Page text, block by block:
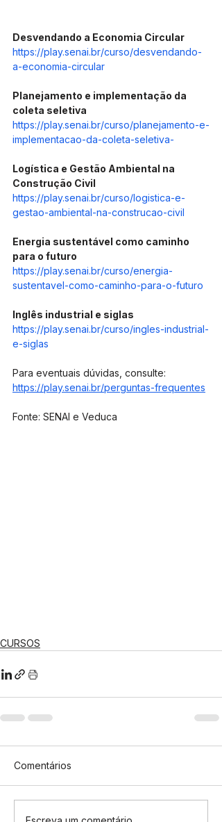
Desvendando a Economia Circular
https://play.senai.br/curso/desvendando-
a-economia-circular
Planejamento e implementação da
coleta seletiva
https://play.senai.br/curso/planejamento-e-
implementacao-da-coleta-seletiva-
Logística e Gestão Ambiental na
Construção Civil
https://play.senai.br/curso/logistica-e-
gestao-ambiental-na-construcao-civil
Energia sustentável como caminho
para o futuro
https://play.senai.br/curso/energia-
sustentavel-como-caminho-para-o-futuro
Inglês industrial e siglas
https://play.senai.br/curso/ingles-industrial-
e-siglas
Para eventuais dúvidas, consulte:
https://play.senai.br/perguntas-frequentes
Fonte: SENAI e Veduca
CURSOS
Comentários